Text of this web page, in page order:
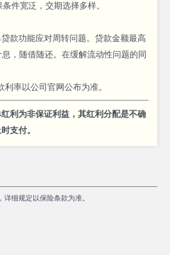
件宽泛，交期选择多样。
款功能应对周转问题。贷款金额最高
，随借随还。在缓解流动性问题的同
率以公司官网公布为准。
利为非保证利益，其红利分配是不确
支付。
细规定以保险条款为准。